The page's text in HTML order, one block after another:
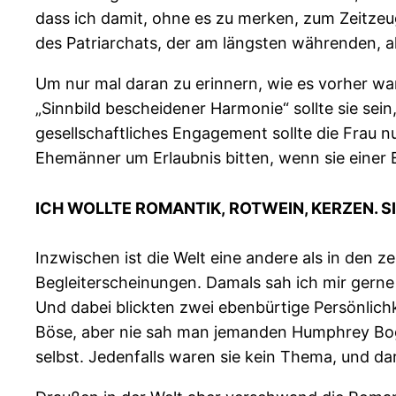
dass ich damit, ohne es zu merken, zum
des Patriarchats, der am längsten währenden,
Um nur mal daran zu erinnern, wie es vorher
„Sinnbild bescheidener Harmonie“ sollte sie
gesellschaftliches Engagement sollte die Frau
Ehemänner um Erlaubnis bitten, wenn sie
ICH WOLLTE ROMANTIK, ROTWEIN, KERZEN.
Inzwischen ist die Welt eine andere als in den
Begleiterscheinungen. Damals sah ich mir
Und dabei blickten zwei ebenbürtige
Böse, aber nie sah man jemanden Humphrey
selbst. Jedenfalls waren sie kein Thema, und